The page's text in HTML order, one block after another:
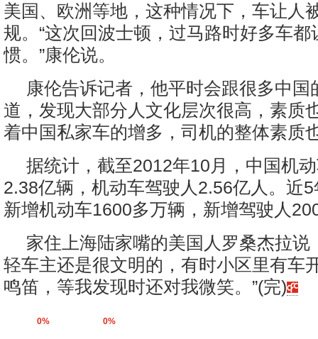
美国、欧洲等地，这种情况下，车让人
规。“这次回波士顿，过马路时好多车
惯。”康伦说。
康伦告诉记者，他平时会跟很多中国
道，发现大部分人文化层次很高，素质
着中国私家车的增多，司机的整体素质
据统计，截至2012年10月，中国机
2.38亿辆，机动车驾驶人2.56亿人。近
新增机动车1600多万辆，新增驾驶人
家住上海陆家嘴的美国人罗桑杰拉说
轻车主还是很文明的，有时小区里有车
鸣笛，等我发现时还对我微笑。”(完)
0% 0%